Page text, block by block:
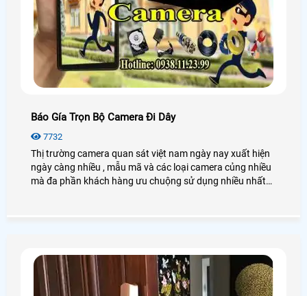
Báo Gía Trọn Bộ Camera Đi Dây
7732
Thị trường camera quan sát việt nam ngày nay xuất hiện
ngày càng nhiều , mẫu mã và các loại camera củng nhiều
mà đa phần khách hàng ưu chuộng sử dụng nhiều nhất
theo dõi và đưa hình ảnh tới cho người sử dụng quan sát
trực tiếp bằng tivi, máy tính, Ipad, điện thoại.